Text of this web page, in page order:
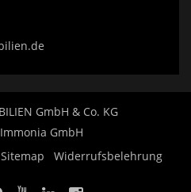
GmbH & Co. KG
GmbH
Sitemap Widerrufsbelehrung